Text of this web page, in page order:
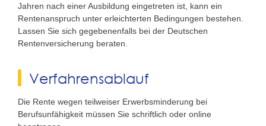
Jahren nach einer Ausbildung eingetreten ist, kann ein
Rentenanspruch unter erleichterten Bedingungen bestehen.
Lassen Sie sich gegebenenfalls bei der Deutschen
Rentenversicherung beraten.
Verfahrensablauf
Die Rente wegen teilweiser Erwerbsminderung bei
Berufsunfähigkeit müssen Sie schriftlich oder online